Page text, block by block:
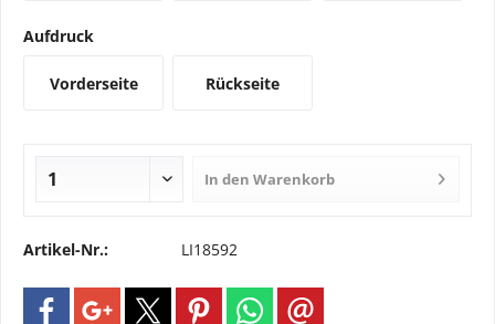
Aufdruck
Vorderseite Rückseite
In den Warenkorb
Artikel-Nr.: LI18592